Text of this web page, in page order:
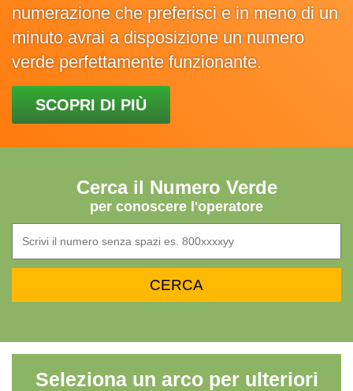
numerazione che preferisci e in meno di un
minuto avrai a disposizione un numero
verde perfettamente funzionante.
SCOPRI DI PIÙ
Cerca il Numero Verde
per conoscere l'operatore
Seleziona un arco per ulteriori